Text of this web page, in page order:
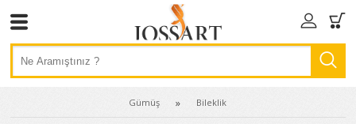
Gümüş Bileklik